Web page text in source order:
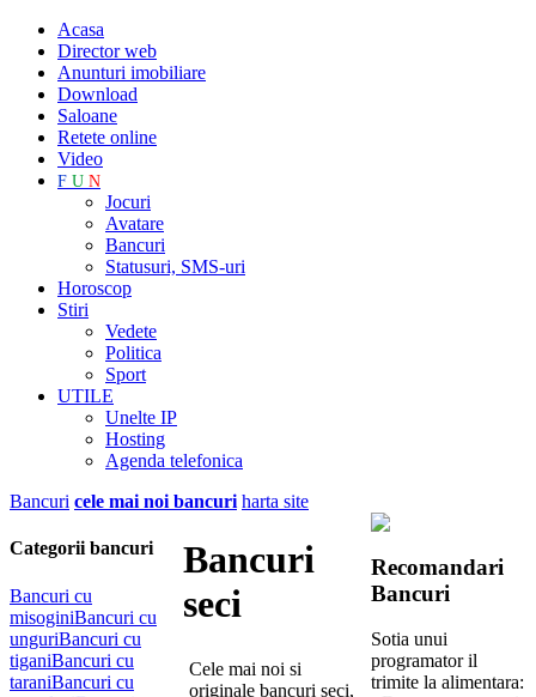
Acasa
Director web
Anunturi imobiliare
Download
Saloane
Retete online
Video
F U N
Jocuri
Avatare
Bancuri
Statusuri, SMS-uri
Horoscop
Stiri
Vedete
Politica
Sport
UTILE
Unelte IP
Hosting
Agenda telefonica
Bancuri cele mai noi bancuri harta site
Categorii bancuri
Bancuri cu
misoginiBancuri cu
unguriBancuri cu
tiganiBancuri cu
taraniBancuri cu
Bancuri
seci
Cele mai noi si
originale bancuri seci,
Recomandari
Bancuri
Sotia unui
programator il
trimite la alimentara: